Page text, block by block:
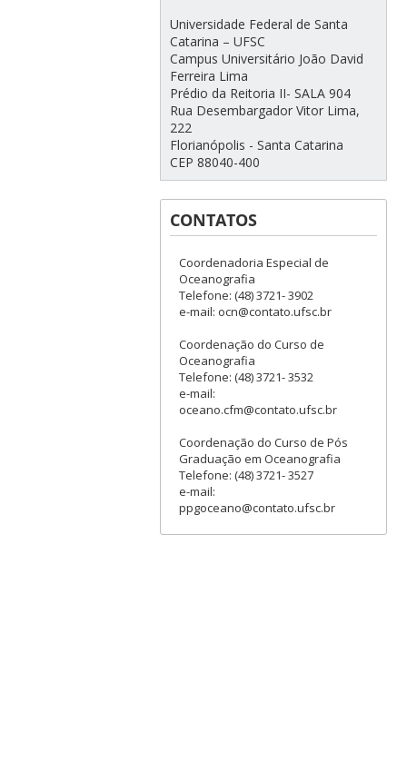
Universidade Federal de Santa
Catarina – UFSC
Campus Universitário João David
Ferreira Lima
Prédio da Reitoria II- SALA 904
Rua Desembargador Vitor Lima,
222
Florianópolis - Santa Catarina
CEP 88040-400
CONTATOS
Coordenadoria Especial de
Oceanografia
Telefone: (48) 3721- 3902
e-mail: ocn@contato.ufsc.br
Coordenação do Curso de
Oceanografia
Telefone: (48) 3721- 3532
e-mail:
oceano.cfm@contato.ufsc.br
Coordenação do Curso de Pós
Graduação em Oceanografia
Telefone: (48) 3721- 3527
e-mail:
ppgoceano@contato.ufsc.br